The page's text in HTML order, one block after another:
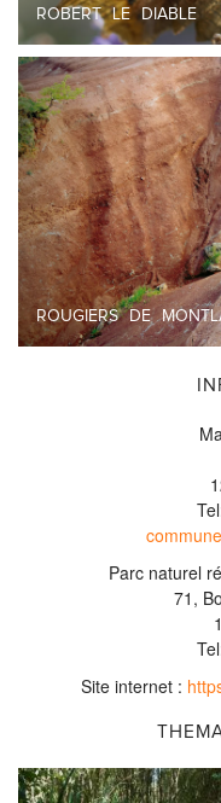
ROBERT LE DIABLE
ROUGIERS DE
Parc naturel
71,
Site internet :